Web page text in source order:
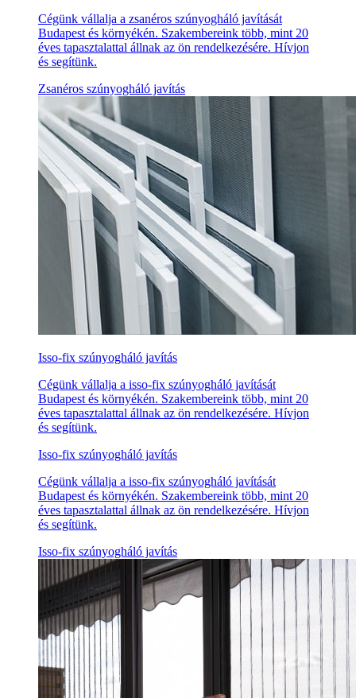
Cégünk vállalja a zsanéros szúnyogháló javítását
Budapest és környékén. Szakembereink több, mint 20
éves tapasztalattal állnak az ön rendelkezésére. Hívjon
és segítünk.
Zsanéros szúnyogháló javítás
Isso-fix szúnyogháló javítás
Cégünk vállalja a isso-fix szúnyogháló javítását
Budapest és környékén. Szakembereink több, mint 20
éves tapasztalattal állnak az ön rendelkezésére. Hívjon
és segítünk.
Isso-fix szúnyogháló javítás
Cégünk vállalja a isso-fix szúnyogháló javítását
Budapest és környékén. Szakembereink több, mint 20
éves tapasztalattal állnak az ön rendelkezésére. Hívjon
és segítünk.
Isso-fix szúnyogháló javítás